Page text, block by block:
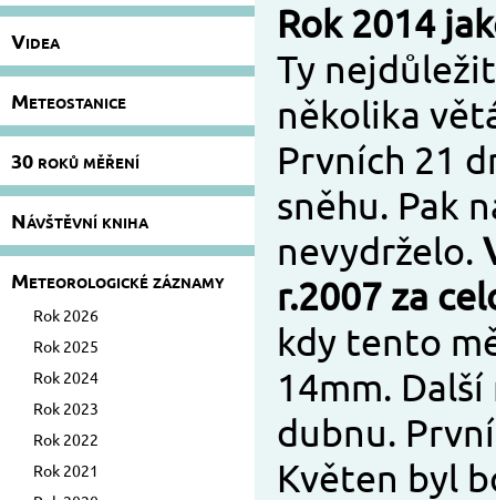
Videa
Meteostanice
30 roků měření
Návštěvní kniha
Meteorologické záznamy
Rok 2026
Rok 2025
Rok 2024
Rok 2023
Rok 2022
Rok 2021
Rok 2014
Ty
několika
Prvních 21
sněhu. Pak
nevydrželo.
r.2007 za
kdy tento
14mm.
dubnu.
Květen byl